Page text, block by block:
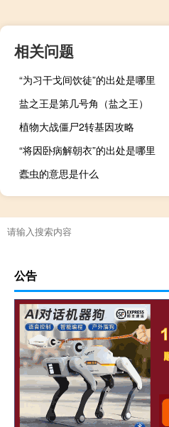
相关问题
“为习干戈间饮徒”的出处是哪里
盐之王是第几号角（盐之王）
植物大战僵尸2转基因攻略
“将因卧病解朝衣”的出处是哪里
蠹虫的意思是什么
公告